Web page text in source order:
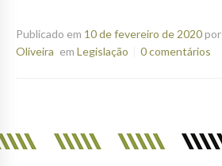
Publicado em 10 de fevereiro de 2020por
Oliveira em Legislação 0 comentários